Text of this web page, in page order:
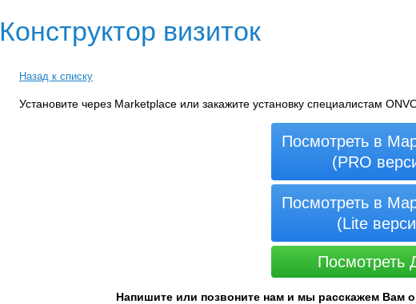
Конструктор визиток
Назад к списку
Установите через Marketplace или закажите установку специалистам
Посмотреть в
(PRO
Посмотреть в
(Lite
Посмотреть
Напишите или позвоните нам и мы расскажем Вам